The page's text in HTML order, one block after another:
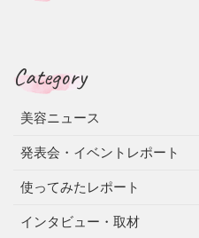
Category
美容ニュース
発表会・イベントレポート
使ってみたレポート
インタビュー・取材